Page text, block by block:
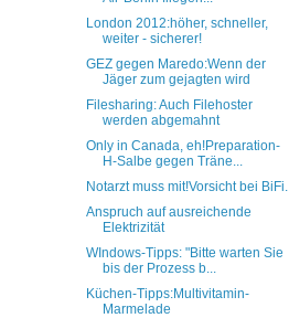
London 2012:höher, schneller,
weiter - sicherer!
GEZ gegen Maredo:Wenn der
Jäger zum gejagten wird
Filesharing: Auch Filehoster
werden abgemahnt
Only in Canada, eh!Preparation-
H-Salbe gegen Träne...
Notarzt muss mit!Vorsicht bei BiFi.
Anspruch auf ausreichende
Elektrizität
WIndows-Tipps: "Bitte warten Sie
bis der Prozess b...
Küchen-Tipps:Multivitamin-
Marmelade